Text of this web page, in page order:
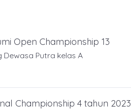
Open Championship 13
Dewasa Putra kelas A
Championship 4 tahun 2023